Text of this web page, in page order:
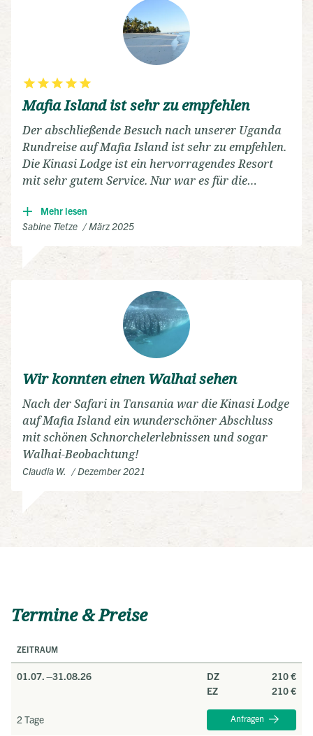
Mafia Island ist sehr zu empfehlen
Der abschließende Besuch nach unserer Uganda
Rundreise auf Mafia Island ist sehr zu empfehlen.
Die Kinasi Lodge ist ein hervorragendes Resort
mit sehr gutem Service. Nur war es für die
weg.Mehr lesen
Sabine Tietze
März 2025
Wir konnten einen Walhai sehen
Nach der Safari in Tansania war die Kinasi Lodge
auf Mafia Island ein wunderschöner Abschluss
mit schönen Schnorchelerlebnissen und sogar
Walhai-Beobachtung!
Claudia W. Dezember 2021
Termine & Preise
ZEITRAUM
01.07. –31.08.26 DZ
210 €
EZ
210 €
2 Tage Anfragen